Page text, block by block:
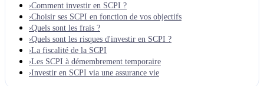
›Comment investir en SCPI ?
›Choisir ses SCPI en fonction de vos objectifs
›Quels sont les frais ?
›Quels sont les risques d'investir en SCPI ?
›La fiscalité de la SCPI
›Les SCPI à démembrement temporaire
›Investir en SCPI via une assurance vie